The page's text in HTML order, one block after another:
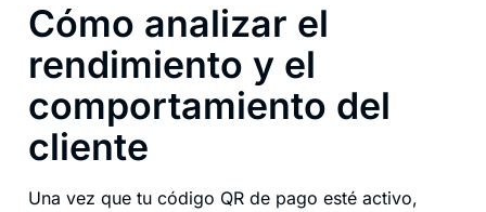
Cómo analizar el
rendimiento y el
comportamiento del
cliente
Una vez que tu código QR de pago esté activo,